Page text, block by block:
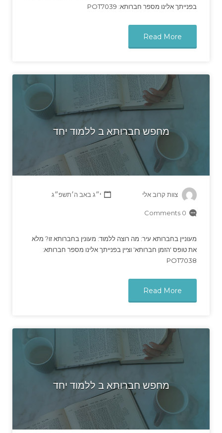
בפנייתך אלינו מספר חברותא: POT7039
Read More
מחפש חברותא ב ללמוד יחד
צוות קרוב אלי י״ג באב ה׳תשפ״ג
0 Comments
מעוניין בחברותא עיר: מה רוצה ללמוד: מעונין בחברותא זו? מלא
את טופס 'הזמן חברותא' וציין בפנייתך אלינו מספר חברותא:
POT7038
Read More
מחפש חברותא ב ללמוד יחד